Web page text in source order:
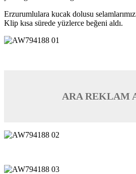
Erzurumlulara kucak dolusu
Klip kısa sürede yüzlerce beğeni aldı.
ARA REKLAM